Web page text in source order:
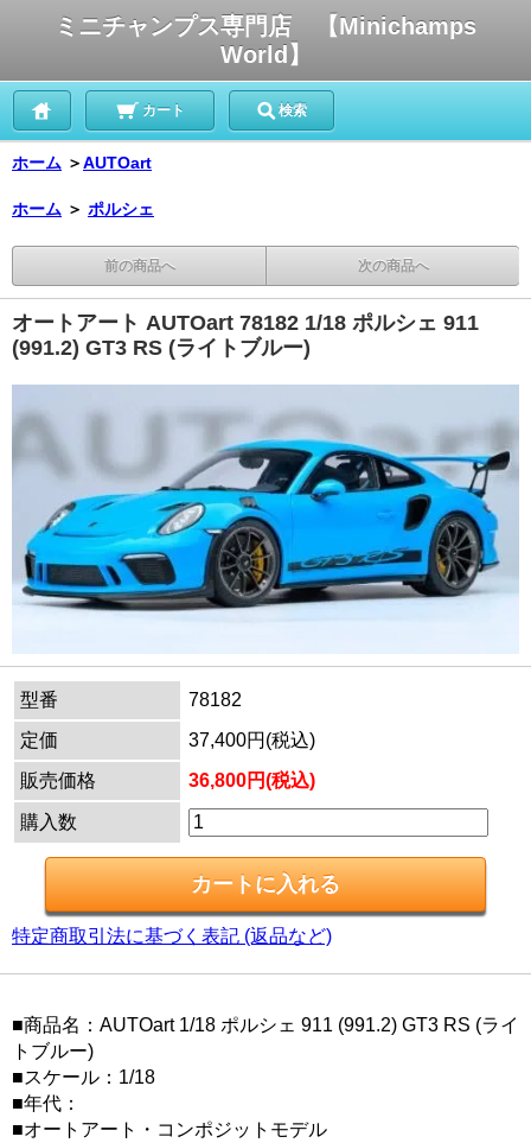
ミニチャンプス専門店 【Minichamps
World】
カート 検索
ホーム ＞AUTOart
ホーム ＞ ポルシェ
前の商品へ 次の商品へ
オートアート AUTOart 78182 1/18 ポルシェ 911
(991.2) GT3 RS (ライトブルー)
型番
78182
定価
37,400円(税込)
販売価格
36,800円(税込)
購入数
特定商取引法に基づく表記 (返品など)
■商品名：AUTOart 1/18 ポルシェ 911 (991.2) GT3 RS (ライ
トブルー)
■スケール：1/18
■年代：
■オートアート・コンポジットモデル